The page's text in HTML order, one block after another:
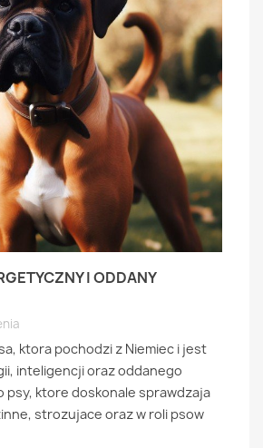
I ODDANY
ktora pochodzi z Niemiec i jest
inteligencji oraz oddanego
psy, ktore doskonale sprawdzaja
strozujace oraz w roli psow